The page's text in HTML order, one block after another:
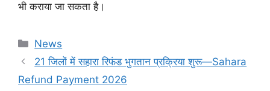
भी कराया जा सकता है।
Categories
News
21 जिलों में सहारा रिफंड भुगतान प्रक्रिया शुरू—Sahara
Refund Payment 2026